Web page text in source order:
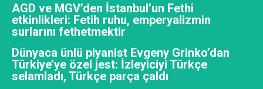
AGD ve MGV’den İstanbul’un Fethi
etkinlikleri: Fetih ruhu, emperyalizmin
surlarını fethetmektir
Dünyaca ünlü piyanist Evgeny Grinko’dan
Türkiye’ye özel jest: İzleyiciyi Türkçe
selamladı, Türkçe parça çaldı